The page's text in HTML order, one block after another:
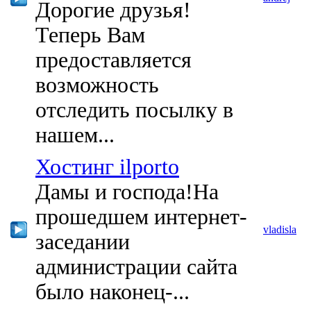
Дорогие друзья!
Теперь Вам
предоставляется
возможность
отследить посылку в
нашем...
Хостинг ilporto
Дамы и господа!На
прошедшем интернет-
заседании
администрации сайта
было наконец-...
vladisla